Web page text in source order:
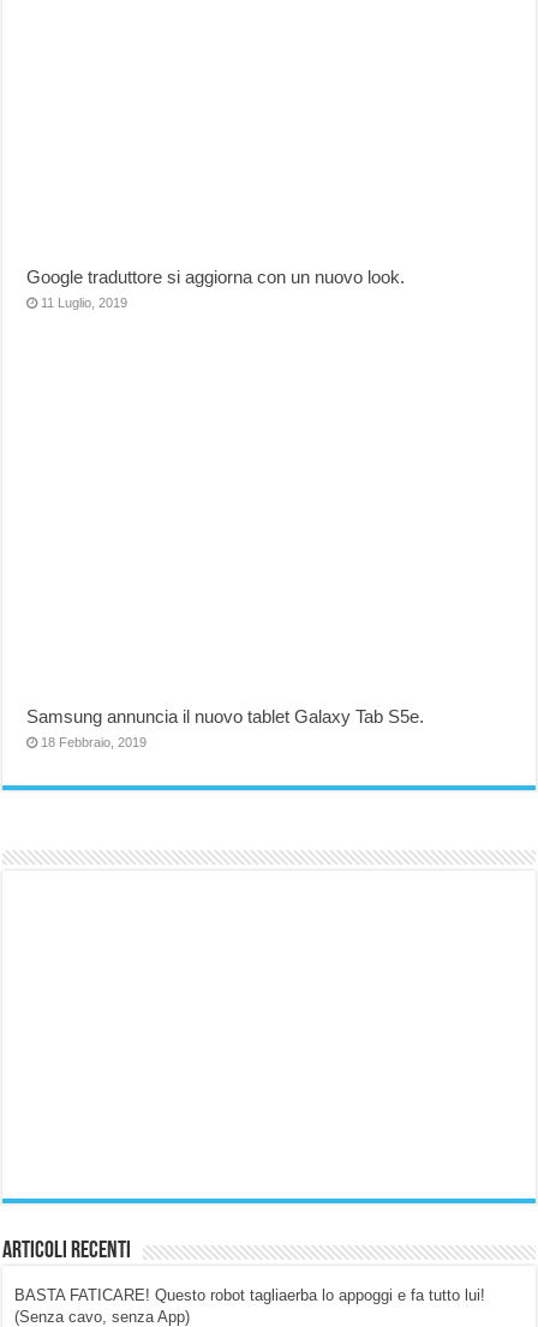
Google traduttore si aggiorna con un nuovo look.
11 Luglio, 2019
Samsung annuncia il nuovo tablet Galaxy Tab S5e.
18 Febbraio, 2019
Articoli Recenti
BASTA FATICARE! Questo robot tagliaerba lo appoggi e fa tutto lui!
(Senza cavo, senza App)